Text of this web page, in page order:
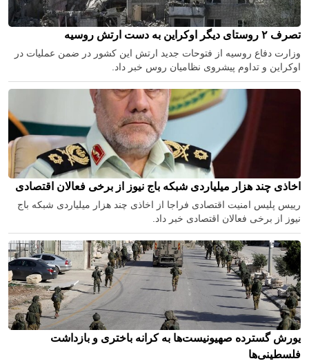
تصرف ۲ روستای دیگر اوکراین به دست ارتش روسیه
وزارت دفاع روسیه از فتوحات جدید ارتش این کشور در ضمن عملیات در
اوکراین و تداوم پیشروی نظامیان روس خبر داد.
اخاذی چند هزار میلیاردی شبکه باج نیوز از برخی فعالان اقتصادی
رییس پلیس امنیت اقتصادی فراجا از اخاذی چند هزار میلیاردی شبکه باج
نیوز از برخی فعالان اقتصادی خبر داد.
یورش گسترده صهیونیست‌ها به کرانه باختری و بازداشت
فلسطینی‌ها